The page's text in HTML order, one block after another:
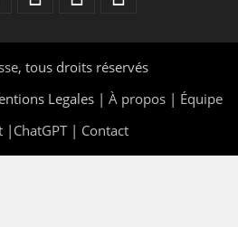
, tous droits réservés
Legales | À propos | Équipe
| ChatGPT| Contact